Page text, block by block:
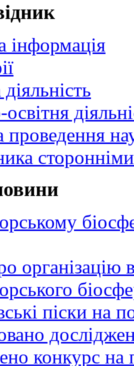
інформація
організацію
піски на
конкурс на